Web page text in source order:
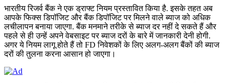
भारतीय रिजर्व बैंक ने एक ड्राफ्ट नियम प्रस्‍तावित किया है. इसके तहत अब
आपके फिक्‍स डिपॉजिट और बैंक डिपॉजिट पर मिलने वाले ब्‍याज को अधिक
लचीलापन बनाया जाएगा. बैंक मनमाने तरीके से ब्‍याज दर नहीं दे सकते हैं और
पहले से ही उन्‍हें अपने वेबसाइट पर ब्‍याज दरों के बारे में जानकारी देनी होगी.
अगर ये नियम लागू होते हैं तो FD निवेशकों के लिए अलग-अलग बैंकों की ब्‍याज
दरों की तुलना करना आसान हो जाएगा।